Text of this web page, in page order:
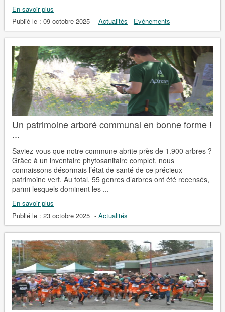
En savoir plus
Publié le : 09 octobre 2025 - Actualités - Evénements
Un patrimoine arboré communal en bonne forme !
...
Saviez-vous que notre commune abrite près de 1.900 arbres ?
Grâce à un inventaire phytosanitaire complet, nous
connaissons désormais l’état de santé de ce précieux
patrimoine vert. Au total, 55 genres d’arbres ont été recensés,
parmi lesquels dominent les ...
En savoir plus
Publié le : 23 octobre 2025 - Actualités